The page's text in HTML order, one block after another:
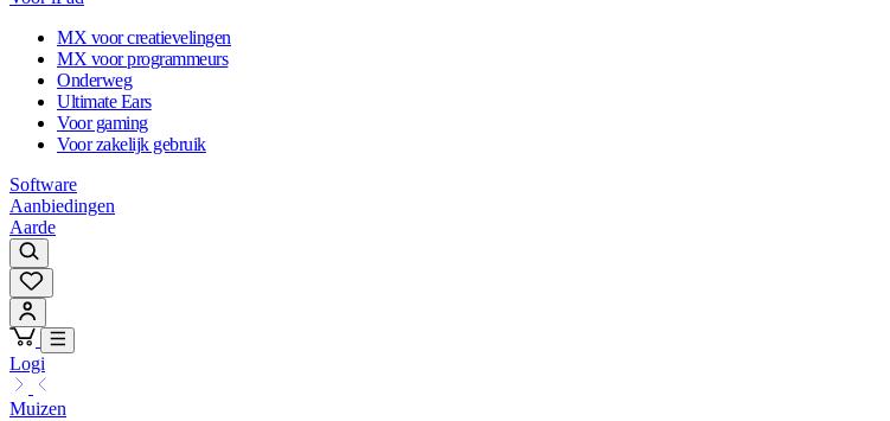
MX voor creatievelingen
MX voor programmeurs
Onderweg
Ultimate Ears
Voor gaming
Voor zakelijk gebruik
Software
Aanbiedingen
Aarde
Logi
Muizen